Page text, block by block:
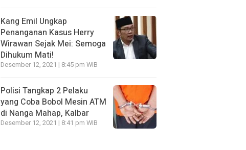
Kang Emil Ungkap
Penanganan Kasus Herry
Wirawan Sejak Mei: Semoga
Dihukum Mati!
Desember 12, 2021 | 8:45 pm WIB
Polisi Tangkap 2 Pelaku
yang Coba Bobol Mesin ATM
di Nanga Mahap, Kalbar
Desember 12, 2021 | 8:41 pm WIB